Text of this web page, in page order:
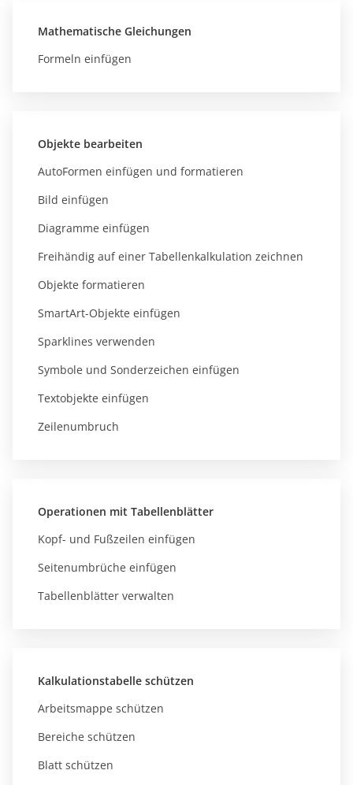
Mathematische Gleichungen
Formeln einfügen
Objekte bearbeiten
AutoFormen einfügen und formatieren
Bild einfügen
Diagramme einfügen
Freihändig auf einer Tabellenkalkulation zeichnen
Objekte formatieren
SmartArt-Objekte einfügen
Sparklines verwenden
Symbole und Sonderzeichen einfügen
Textobjekte einfügen
Zeilenumbruch
Operationen mit Tabellenblätter
Kopf- und Fußzeilen einfügen
Seitenumbrüche einfügen
Tabellenblätter verwalten
Kalkulationstabelle schützen
Arbeitsmappe schützen
Bereiche schützen
Blatt schützen